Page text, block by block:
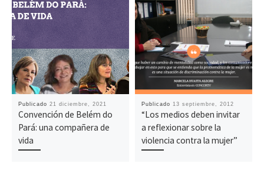
Publicado 21 diciembre, 2021
Convención de Belém do
Pará: una compañera de
vida
Publicado 13 septiembre, 2012
“Los medios deben invitar
a reflexionar sobre la
violencia contra la mujer”